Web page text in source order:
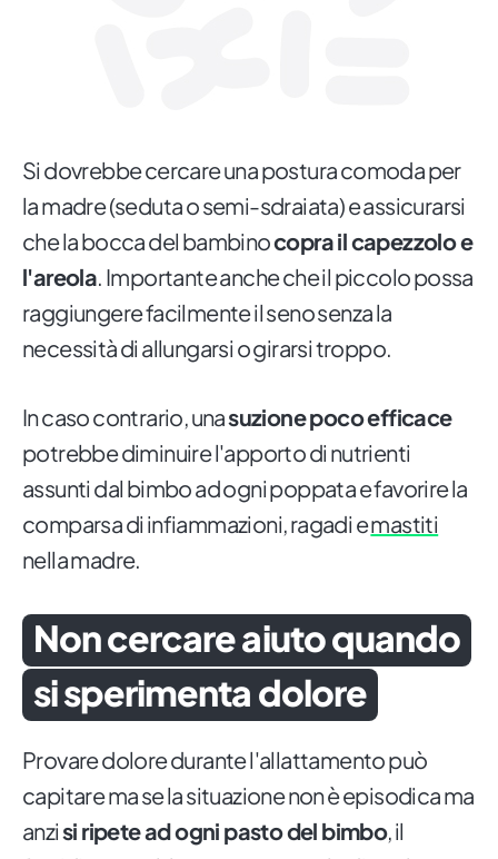
Si dovrebbe cercare una postura comoda per
la madre (seduta o semi-sdraiata) e assicurarsi
che la bocca del bambinocopra il capezzolo e
l'areola. Importante anche che il piccolo possa
raggiungere facilmente il seno senza la
necessità di allungarsi o girarsi troppo.
In caso contrario, unasuzione poco efficace
potrebbe diminuire l'apporto di nutrienti
assunti dal bimbo ad ogni poppata e favorire la
comparsa di infiammazioni, ragadi emastiti
nella madre.
Non cercare aiuto quando
si sperimenta dolore
Provare dolore durante l'allattamento può
capitare ma se la situazione non è episodica ma
anzisi ripete ad ogni pasto del bimbo, il